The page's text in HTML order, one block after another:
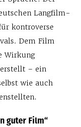
Langfilm-
kontroverse
Dem Film
Wirkung
– ein
wie auch
guter Film“